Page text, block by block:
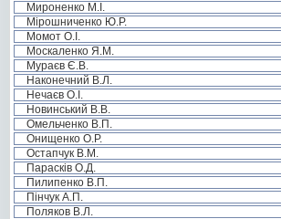
Мироненко М.І.
Мірошниченко Ю.Р.
Момот О.І.
Москаленко Я.М.
Мураєв Є.В.
Наконечний В.Л.
Нечаєв О.І.
Новинський В.В.
Омельченко В.П.
Онищенко О.Р.
Остапчук В.М.
Парасків О.Д.
Пилипенко В.П.
Пінчук А.П.
Поляков В.Л.